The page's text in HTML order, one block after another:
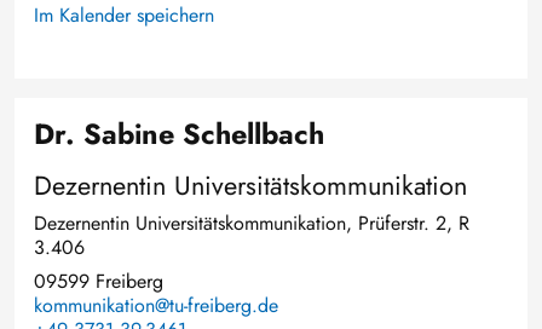
Im Kalender speichern
Dr. Sabine Schellbach
Dezernentin Universitätskommunikation
Dezernentin Universitätskommunikation, Prüferstr. 2, R
3.406
09599 Freiberg
kommunikation@tu-freiberg.de